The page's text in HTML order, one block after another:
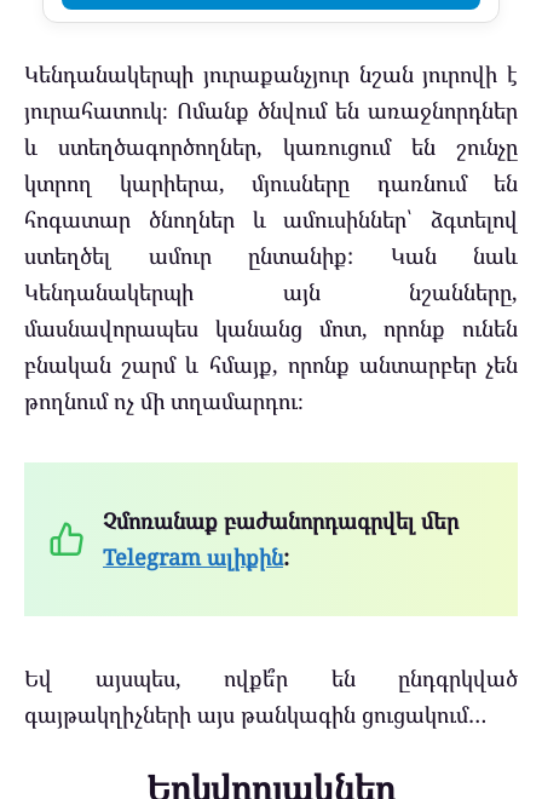
Կենդանակերպի յուրաքանչյուր նշան յուրովի է
յուրահատուկ։ Ոմանք ծնվում են առաջնորդներ
և ստեղծագործողներ, կառուցում են շունչը
կտրող կարիերա, մյուսները դառնում են
հոգատար ծնողներ և ամուսիններ՝ ձգտելով
ստեղծել ամուր ընտանիք: Կան նաև
Կենդանակերպի այն նշանները,
մասնավորապես կանանց մոտ, որոնք ունեն
բնական շարմ և հմայք, որոնք անտարբեր չեն
թողնում ոչ մի տղամարդու։
Չմոռանաք բաժանորդագրվել մեր
Telegram ալիքին:
Եվ այսպես, ովքե՞ր են ընդգրկված
գայթակղիչների այս թանկագին ցուցակում…
Երկվորյակներ